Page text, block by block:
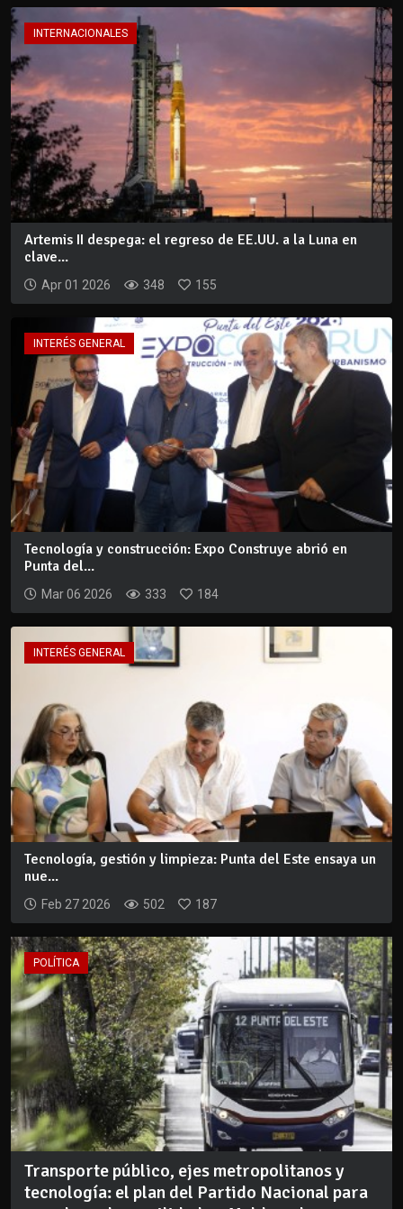
INTERNACIONALES
Artemis II despega: el regreso de EE.UU. a la Luna en
clave...
Apr 01 2026 348 155
INTERÉS GENERAL
Tecnología y construcción: Expo Construye abrió en
Punta del...
Mar 06 2026 333 184
INTERÉS GENERAL
Tecnología, gestión y limpieza: Punta del Este ensaya un
nue...
Feb 27 2026 502 187
POLÍTICA
Transporte público, ejes metropolitanos y
tecnología: el plan del Partido Nacional para